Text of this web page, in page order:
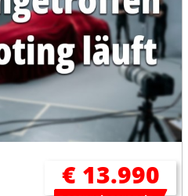
€ 13.990